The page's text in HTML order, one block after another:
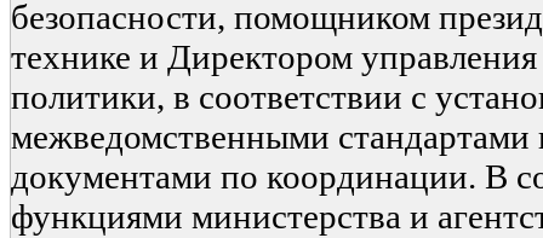
безопасности, помощником
технике и Директором
политики, в соответствии с
межведомственными
документами по координации. В
функциями министерства и